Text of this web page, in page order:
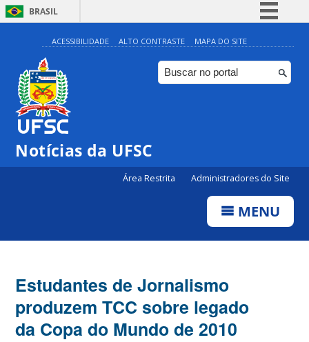
BRASIL
Simplifique!
Comunica BR
Participe
ACESSIBILIDADE ALTO CONTRASTE MAPA DO SITE
Notícias da UFSC
Área Restrita Administradores do Site
MENU
Estudantes de Jornalismo
produzem TCC sobre legado
da Copa do Mundo de 2010